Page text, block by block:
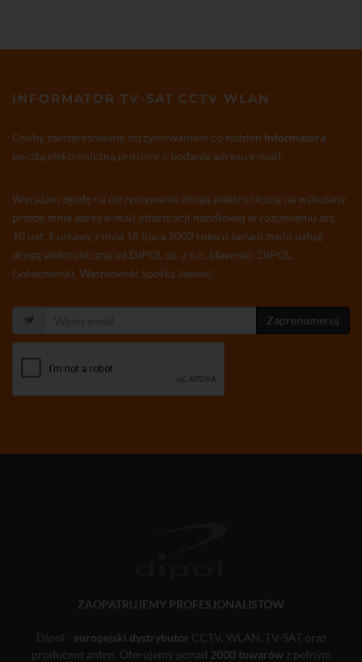
INFORMATOR TV-SAT CCTV WLAN
Osoby zainteresowane otrzymywaniem co tydzień Informatora
pocztą elektroniczną prosimy o podanie adresu e-mail:
Wyrażam zgodę na otrzymywanie drogą elektroniczną na wskazany
przeze mnie adres e-mail informacji handlowej w rozumieniu art.
10 ust. 1 ustawy z dnia 18 lipca 2002 roku o świadczeniu usług
drogą elektroniczną od DIPOL sp. z o.o. (dawniej: DIPOL
Gołaszewski, Waśniowski Spółka Jawna)
Zaprenumeruj
ZAOPATRUJEMY PROFESJONALISTÓW
Dipol - europejski dystrybutor CCTV, WLAN, TV-SAT oraz
producent anten. Oferujemy ponad 2000 towarówz pełnym